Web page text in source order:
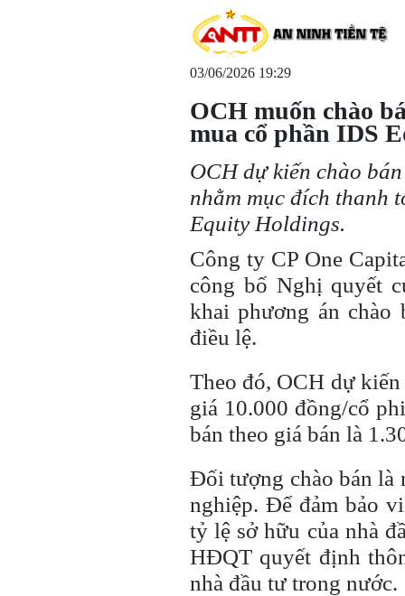
03/06/2026 19:29
OCH muốn chào
mua cổ phần IDS
OCH dự kiến chào
nhằm mục đích thanh
Equity Holdings.
Công ty CP One
công bố Nghị quyết
khai phương án chào
điều lệ.
Theo đó, OCH dự
giá 10.000 đồng/cổ
bán theo giá bán là
Đối tượng chào bán là
nghiệp. Để đảm bảo
tỷ lệ sở hữu của nhà
HĐQT quyết định
nhà đầu tưtrong nước.